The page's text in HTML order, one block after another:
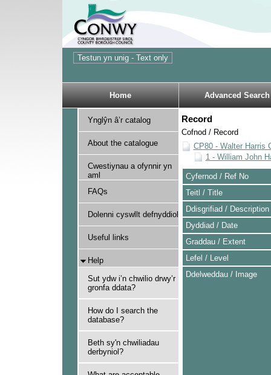
Home Advanced Search
Ynglŷn â’r catalog
About the catalogue
Cwestiynau a ofynnir yn
aml
FAQs
Dolenni cyswllt defnyddiol
Useful links
Help
Sut ydw i’n chwilio drwy’r
gronfa ddata?
How do I search the
database?
Beth sy'n chwiliadau
derbyniol?
Record
Cofnod / Record
CP80 - Walter Harris
1 - William John
Cyfernod / Ref No
Teitl / Title
Ddisgrifiad / Description
Dyddiad / Date
Graddau / Extent
Lefel / Level
Ddelweddau / Image